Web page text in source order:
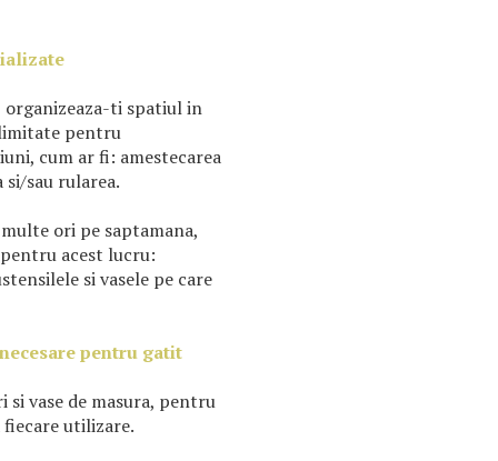
organizeaza-ti spatiul in
pentru
cum ar fi: amestecarea
sau rularea.
ori pe saptamana,
acest lucru:
si vasele pe care
pentru gatit
si vase de masura, pentru
utilizare.